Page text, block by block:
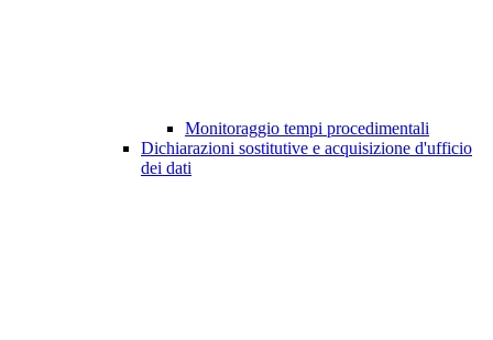
Monitoraggio tempi procedimentali
Dichiarazioni sostitutive e acquisizione d'ufficio
dei dati